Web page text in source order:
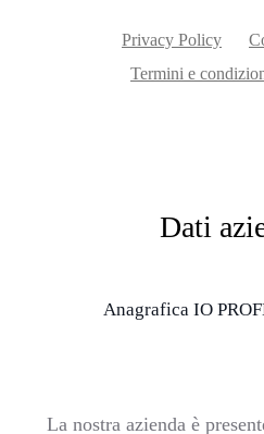
Privacy Policy
Termini e
Dati
Anagrafica IO
La nostra azienda è